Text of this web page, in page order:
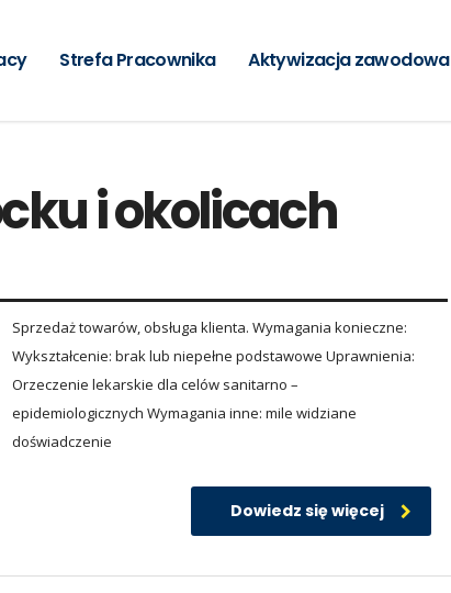
Strefa Pracownika Aktywizacja zawodowa
i okolicach
Sprzedaż towarów, obsługa klienta. Wymagania konieczne:
Wykształcenie: brak lub niepełne podstawowe Uprawnienia:
Orzeczenie lekarskie dla celów sanitarno –
epidemiologicznych Wymagania inne: mile widziane
doświadczenie
Dowiedz się więcej